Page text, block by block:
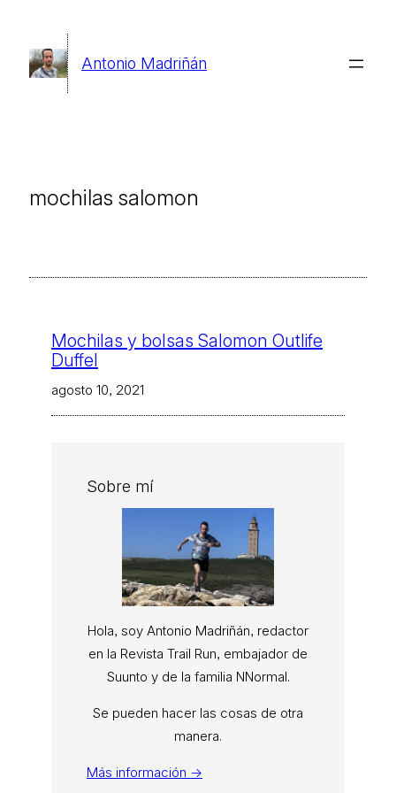
contenido
Antonio Madriñán
mochilas salomon
Mochilas y bolsas Salomon Outlife
Duffel
agosto 10, 2021
Sobre mí
Hola, soy Antonio Madriñán, redactor
en la Revista Trail Run, embajador de
Suunto y de la familia NNormal.
Se pueden hacer las cosas de otra
manera.
Más información →